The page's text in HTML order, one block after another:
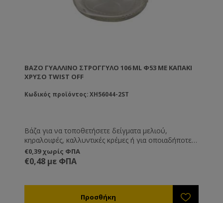
ΒΆΖΟ ΓΥΆΛΛΙΝΟ ΣΤΡΟΓΓΥΛΌ 106 ML Φ53 ΜΕ ΚΑΠΆΚΙ
ΧΡΥΣΌ TWIST OFF
Κωδικός προϊόντος: XH56044-2ST
Βάζα για να τοποθετήσετε δείγματα μελιού,
κηραλοιφές, καλλυντικές κρέμες ή για οποιαδήποτε
άλλη χρήση εσείς επιθυμείτε.
€0,39 χωρίς ΦΠΑ
€0,48 με ΦΠΑ